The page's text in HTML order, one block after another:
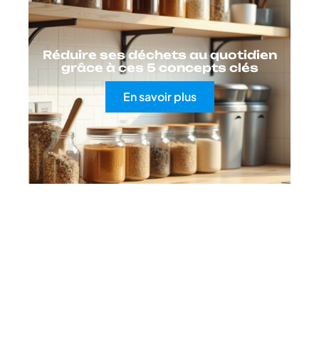
Réduire ses déchets au quotidien
grâce à ces 5 concepts clés
En savoir plus